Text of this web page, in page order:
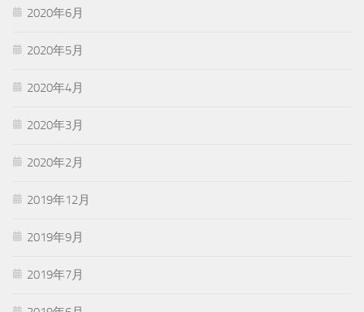
2020年6月
2020年5月
2020年4月
2020年3月
2020年2月
2019年12月
2019年9月
2019年7月